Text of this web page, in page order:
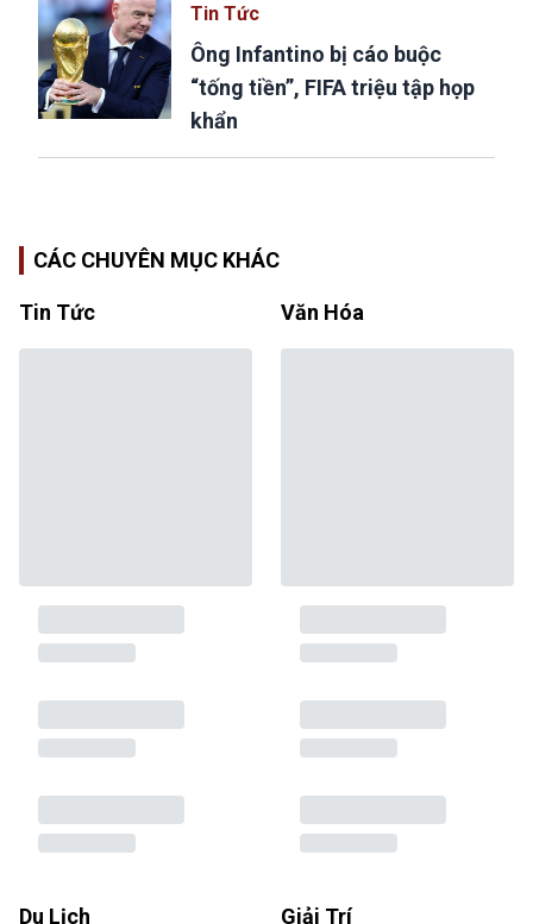
Tin Tức
Ông Infantino bị cáo buộc
“tống tiền”, FIFA triệu tập họp
khẩn
CÁC CHUYÊN MỤC KHÁC
Tin Tức Văn Hóa
Du Lịch Giải Trí